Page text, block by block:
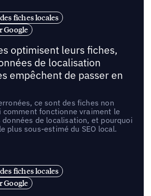
fiches locales
Google
optimisent leurs fiches,
de localisation
empêchent de passer en
ce sont des fiches non
comment fonctionne vraiment le
données de localisation, et pourquoi
plus sous-estimé du SEO local.
fiches locales
Google